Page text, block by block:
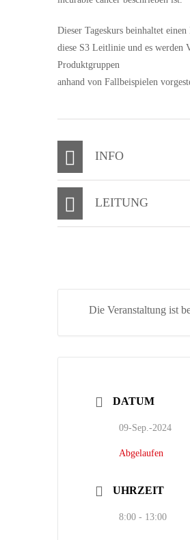
Dieser Tageskurs beinhaltet
diese S3 Leitlinie und es werden
Produktgruppen
anhand von Fallbeispielen
INFO
LEITUNG
Die Veranstaltung ist
DATUM
09-Sep.-2024
Abgelaufen
UHRZEIT
8:00 - 13:00